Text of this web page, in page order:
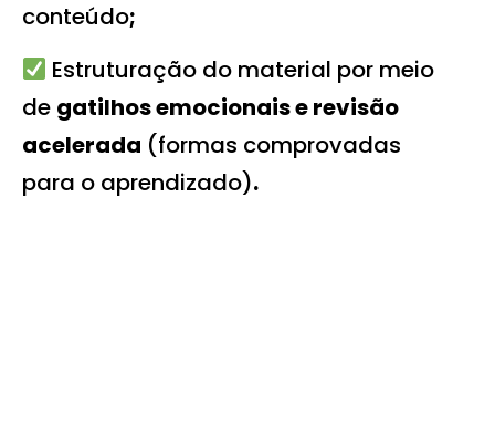
conteúdo;
Estruturação do material por meio
de gatilhos emocionais e revisão
acelerada (formas comprovadas
para o aprendizado).